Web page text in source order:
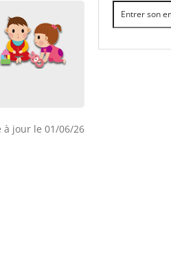
à jour le 01/06/26